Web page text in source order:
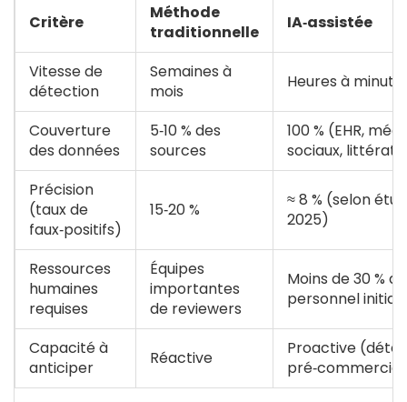
Critère
Méthode
traditionnelle
IA‑assistée
Vitesse de
détection
Semaines à
mois
Heures à
Couverture
des données
5‑10 % des
sources
100 % (EHR,
sociaux,
Précision
(taux de
faux‑positifs)
15‑20 %
≈ 8 % (selon
2025)
Ressources
humaines
requises
Équipes
importantes
de reviewers
Moins de 30 % du
personnel initial
Capacité à
anticiper
Réactive
Proactive